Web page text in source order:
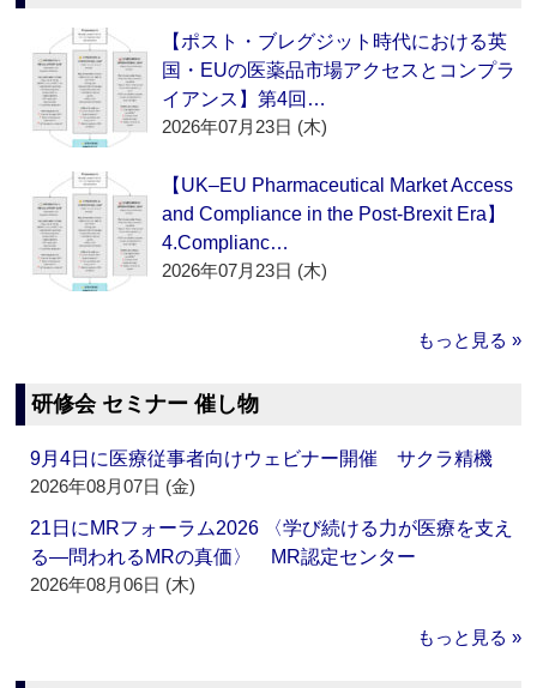
【ポスト・ブレグジット時代における英
国・EUの医薬品市場アクセスとコンプラ
イアンス】第4回…
2026年07月23日 (木)
【UK–EU Pharmaceutical Market Access
and Compliance in the Post-Brexit Era】
4.Complianc…
2026年07月23日 (木)
もっと見る »
研修会 セミナー 催し物
9月4日に医療従事者向けウェビナー開催 サクラ精機
2026年08月07日 (金)
21日にMRフォーラム2026 〈学び続ける力が医療を支え
る―問われるMRの真価〉 MR認定センター
2026年08月06日 (木)
もっと見る »